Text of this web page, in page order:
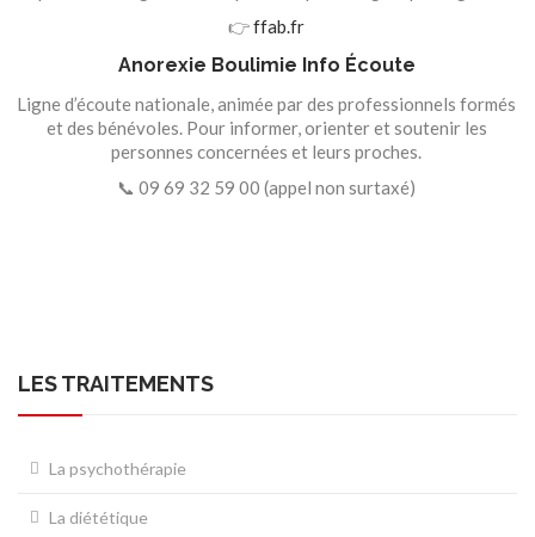
👉ffab.fr
Anorexie Boulimie Info Écoute
Ligne d’écoute nationale, animée par des professionnels formés
et des bénévoles. Pour informer, orienter et soutenir les
personnes concernées et leurs proches.
📞 09 69 32 59 00 (appel non surtaxé)
LES TRAITEMENTS
La psychothérapie
La diététique